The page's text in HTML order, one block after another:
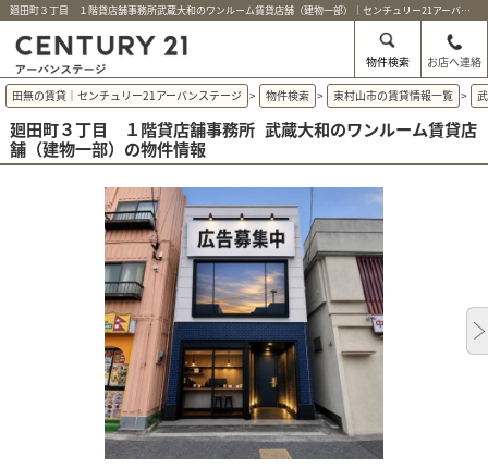
廻田町３丁目 １階貸店舗事務所武蔵大和のワンルーム賃貸店舗（建物一部）｜センチュリー21アーバンステージ
物件検索 お店へ連絡
田無の賃貸｜センチュリー21アーバンステージ > 物件検索 > 東村山市の賃貸情報一覧 >
廻田町３丁目 １階貸店舗事務所 武蔵大和のワンルーム賃貸店
舗（建物一部）の物件情報